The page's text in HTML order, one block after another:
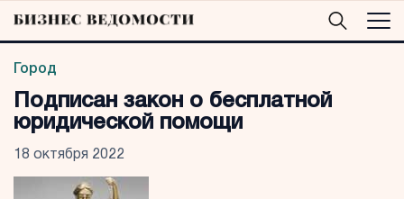
Город
Подписан закон о бесплатной
юридической помощи
18 октября 2022